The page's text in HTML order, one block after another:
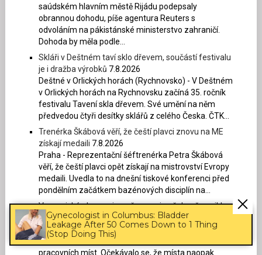
Gynecologist in Columbus: Bladder
Leakage After 50 Comes Down to 1 Thing
(Stop Doing This)
saúdském hlavním městě Rijádu podepsaly
obrannou dohodu, píše agentura Reuters s
odvoláním na pákistánské ministerstvo zahraničí.
Dohoda by měla podle...
Skláři v Deštném taví sklo dřevem, součástí festivalu
je i dražba výrobků 7.8.2026
Deštné v Orlických horách (Rychnovsko) - V Deštném
v Orlických horách na Rychnovsku začíná 35. ročník
festivalu Tavení skla dřevem. Své umění na něm
předvedou čtyři desítky sklářů z celého Česka. ČTK...
Trenérka Škábová věří, že čeští plavci znovu na ME
získají medaili 7.8.2026
Praha - Reprezentační šéftrenérka Petra Škábová
věří, že čeští plavci opět získají na mistrovství Evropy
medaili. Uvedla to na dnešní tiskové konferenci před
pondělním začátkem bazénových disciplín na...
V americké ekonomice v červenci nečekaně zaniklo
23.000 pracovních míst7.8.2026
Washington - V americké ekonomice v červenci
zaniklo mimo zemědělský sektor přibližně 23.000
pracovních míst. Očekávalo se, že místa naopak